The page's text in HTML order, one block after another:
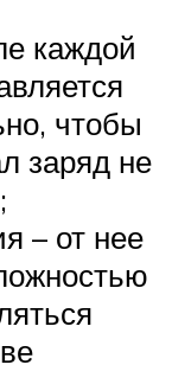
каждой
чтобы
заряд не
– от нее